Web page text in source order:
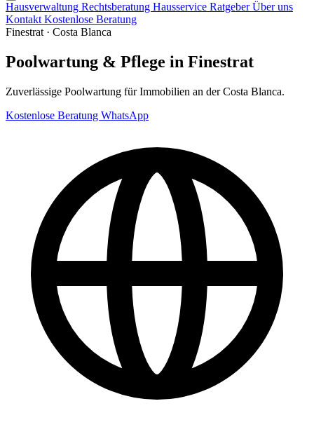
Hausverwaltung Rechtsberatung Hausservice RatgeberÜber uns
Kontakt Kostenlose Beratung
Finestrat · Costa Blanca
Poolwartung & Pflege in Finestrat
Zuverlässige Poolwartung für Immobilien an der Costa Blanca.
Kostenlose Beratung WhatsApp